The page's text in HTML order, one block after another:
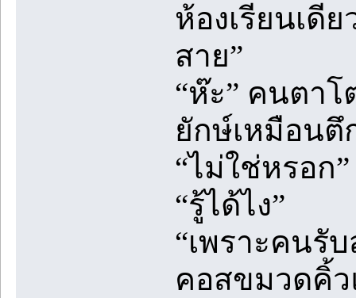
ห้องเรียนเดี
สาย”
“ห๊ะ” คนตา
ยักษ์เหมือนตึ
“ไม่ใช่หรอก
“รู้ได้ไง”
“เพราะคนรั
คอสขมวดคิ้ว